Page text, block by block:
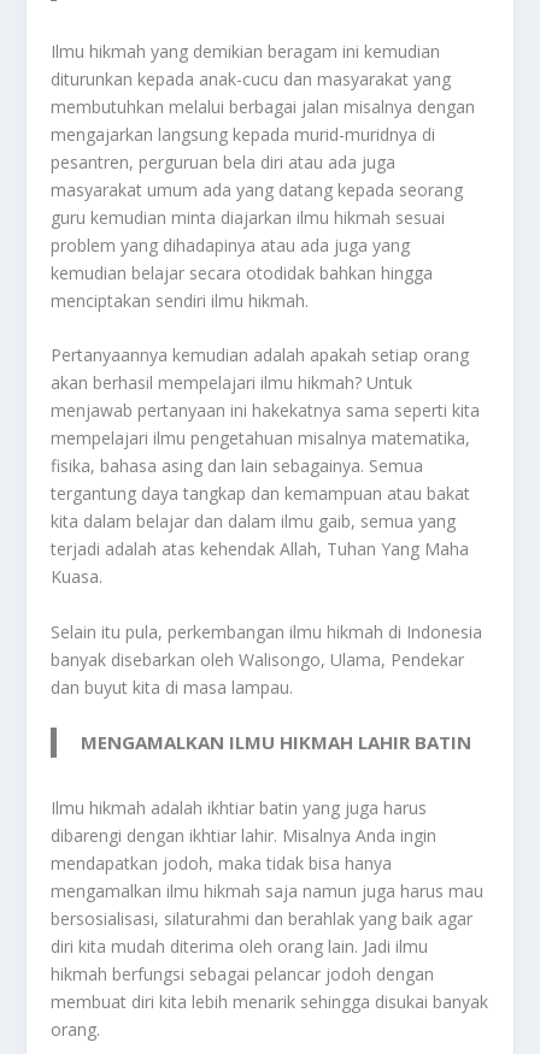
Ilmu hikmah yang demikian beragam ini kemudian
diturunkan kepada anak-cucu dan masyarakat yang
membutuhkan melalui berbagai jalan misalnya dengan
mengajarkan langsung kepada murid-muridnya di
pesantren, perguruan bela diri atau ada juga
masyarakat umum ada yang datang kepada seorang
guru kemudian minta diajarkan ilmu hikmah sesuai
problem yang dihadapinya atau ada juga yang
kemudian belajar secara otodidak bahkan hingga
menciptakan sendiri ilmu hikmah.
Pertanyaannya kemudian adalah apakah setiap orang
akan berhasil mempelajari ilmu hikmah? Untuk
menjawab pertanyaan ini hakekatnya sama seperti kita
mempelajari ilmu pengetahuan misalnya matematika,
fisika, bahasa asing dan lain sebagainya. Semua
tergantung daya tangkap dan kemampuan atau bakat
kita dalam belajar dan dalam ilmu gaib, semua yang
terjadi adalah atas kehendak Allah, Tuhan Yang Maha
Kuasa.
Selain itu pula, perkembangan ilmu hikmah di Indonesia
banyak disebarkan oleh Walisongo, Ulama, Pendekar
dan buyut kita di masa lampau.
MENGAMALKAN ILMU HIKMAH LAHIR BATIN
Ilmu hikmah adalah ikhtiar batin yang juga harus
dibarengi dengan ikhtiar lahir. Misalnya Anda ingin
mendapatkan jodoh, maka tidak bisa hanya
mengamalkan ilmu hikmah saja namun juga harus mau
bersosialisasi, silaturahmi dan berahlak yang baik agar
diri kita mudah diterima oleh orang lain. Jadi ilmu
hikmah berfungsi sebagai pelancar jodoh dengan
membuat diri kita lebih menarik sehingga disukai banyak
orang.